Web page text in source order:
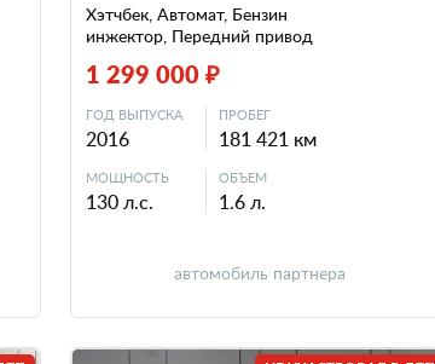
Хэтчбек, Автомат, Бензин
инжектор, Передний привод
1 299 000 ₽
ГОД ВЫПУСКА
2016
ПРОБЕГ
181 421 км
МОЩНОСТЬ
130 л.с.
ОБЪЕМ
1.6 л.
автомобиль партнера